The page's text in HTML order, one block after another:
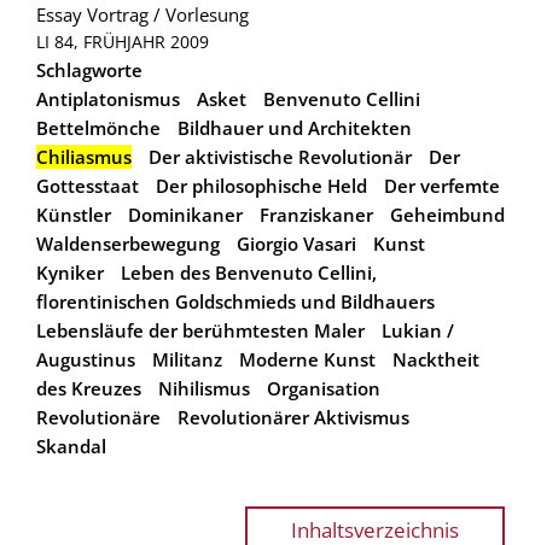
Essay Vortrag / Vorlesung
LI 84, FRÜHJAHR 2009
Schlagworte
Antiplatonismus
Asket
Benvenuto Cellini
Bettelmönche
Bildhauer und Architekten
Chiliasmus
Der aktivistische Revolutionär
Der
Gottesstaat
Der philosophische Held
Der verfemte
Künstler
Dominikaner Franziskaner
Geheimbund
Waldenserbewegung
Giorgio Vasari
Kunst
Kyniker
Leben des Benvenuto Cellini,
florentinischen Goldschmieds und Bildhauers
Lebensläufe der berühmtesten Maler
Lukian /
Augustinus
Militanz Moderne Kunst
Nacktheit
des Kreuzes
Nihilismus
Organisation
Revolutionäre
Revolutionärer Aktivismus
Skandal
Inhaltsverzeichnis